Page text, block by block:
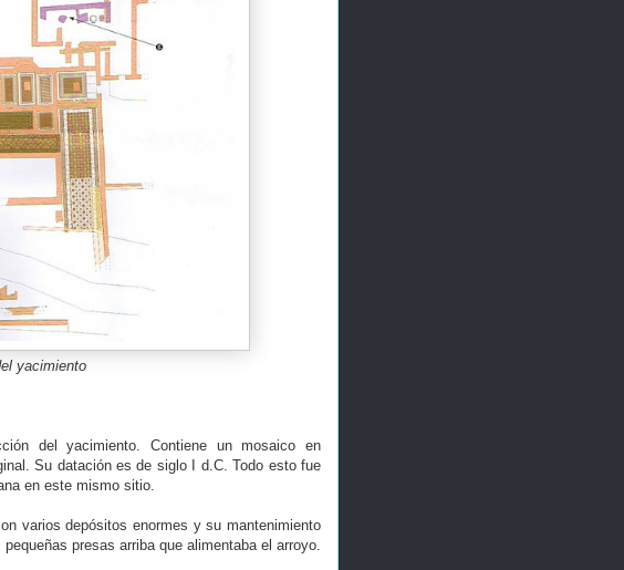
yacimiento
del yacimiento. Contiene un mosaico en
Su datación es de siglo I d.C. Todo esto fue
en este mismo sitio.
varios depósitos enormes y su mantenimiento
presas arriba que alimentaba el arroyo.